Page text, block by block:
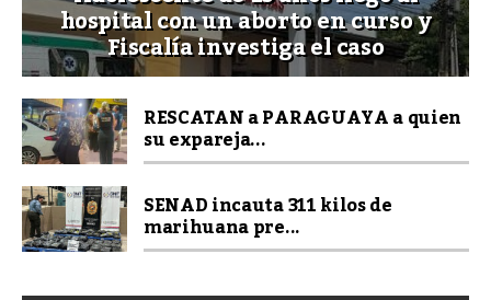
hospital con un aborto en curso y
Fiscalía investiga el caso
RESCATAN a PARAGUAYA a quien
su expareja...
SENAD incauta 311 kilos de
marihuana pre...